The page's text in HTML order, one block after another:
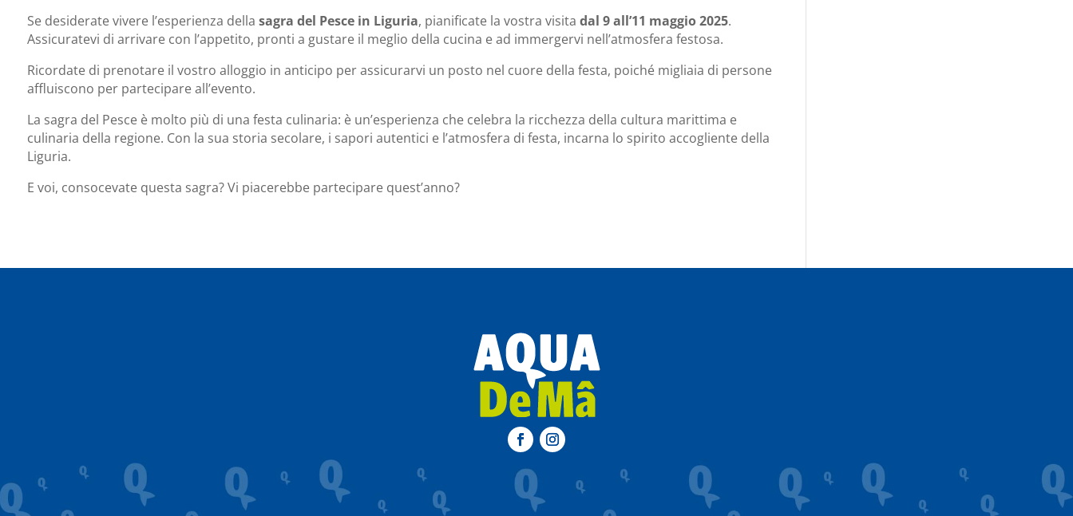
Se desiderate vivere l’esperienza della sagra del Pesce in Liguria, pianificate la vostra visita dal 9 all’11 maggio 2025.
Assicuratevi di arrivare con l’appetito, pronti a gustare il meglio della cucina e ad immergervi nell’atmosfera festosa.
Ricordate di prenotare il vostro alloggio in anticipo per assicurarvi un posto nel cuore della festa, poiché migliaia di persone
affluiscono per partecipare all’evento.
La sagra del Pesce è molto più di una festa culinaria: è un’esperienza che celebra la ricchezza della cultura marittima e
culinaria della regione. Con la sua storia secolare, i sapori autentici e l’atmosfera di festa, incarna lo spirito accogliente della
Liguria.
E voi, consocevate questa sagra? Vi piacerebbe partecipare quest’anno?